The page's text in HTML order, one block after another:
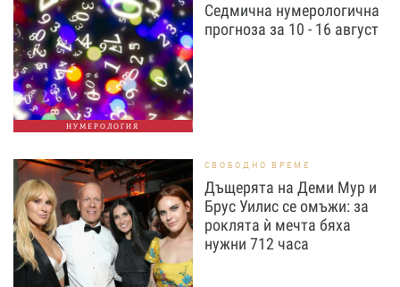
НУМЕРОЛОГИЯ
Седмична нумерологична
прогноза за 10 - 16 август
СВОБОДНО ВРЕМЕ
Дъщерята на Деми Мур и
Брус Уилис се омъжи: за
роклята ѝ мечта бяха
нужни 712 часа